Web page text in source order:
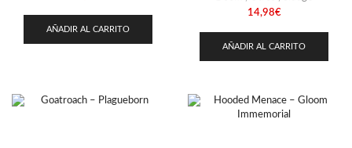
AÑADIR AL CARRITO
14,98€
AÑADIR AL CARRITO